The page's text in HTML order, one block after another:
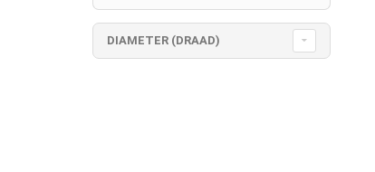
DIAMETER (DRAAD)